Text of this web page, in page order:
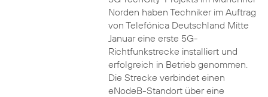
Norden haben Techniker im Auftrag
von Telefónica Deutschland Mitte
Januar eine erste 5G-
Richtfunkstrecke installiert und
erfolgreich in Betrieb genommen.
Die Strecke verbindet einen
eNodeB-Standort über eine